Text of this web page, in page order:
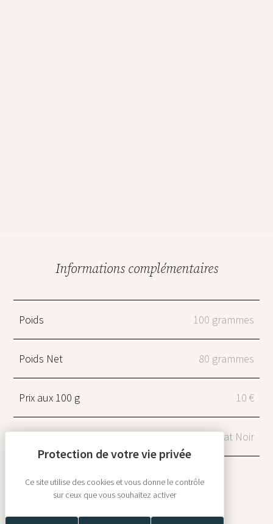
Informations complémentaires
Poids 100 grammes
Poids Net 80 grammes
Prix aux 100 g 10 €
Chocolat Noir
Ce site utilise des cookies et vous donne le contrôle
sur ceux que vous souhaitez activer